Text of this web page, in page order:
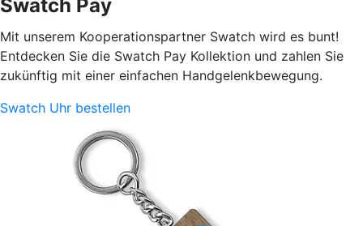
Swatch Pay
Mit unserem Kooperationspartner Swatch wird es bunt!
Entdecken Sie die Swatch Pay Kollektion und zahlen Sie
zukünftig mit einer einfachen Handgelenkbewegung.
Swatch Uhr bestellen